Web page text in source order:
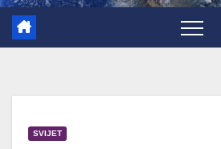
SVIJET